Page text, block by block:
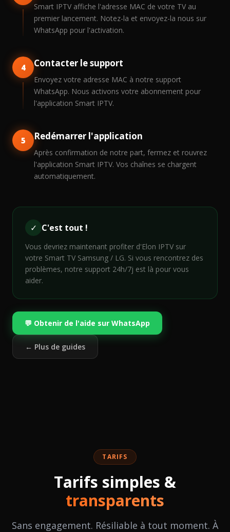
Smart IPTV affiche l'adresse MAC de votre TV au
premier lancement. Notez-la et envoyez-la nous sur
WhatsApp pour l'activation.
4 Contacter le support
Envoyez votre adresse MAC à notre support
WhatsApp. Nous activons votre abonnement pour
l'application Smart IPTV.
5 Redémarrer l'application
Après confirmation de notre part, fermez et rouvrez
l'application Smart IPTV. Vos chaînes se chargent
automatiquement.
✓ C'est tout !
Vous devriez maintenant profiter d'Elon IPTV sur
votre Smart TV Samsung / LG. Si vous rencontrez des
problèmes, notre support 24h/7j est là pour vous
aider.
💬 Obtenir de l'aide sur WhatsApp
← Plus de guides
TARIFS
Tarifs simples &
transparents
Sans engagement. Résiliable à tout moment. À